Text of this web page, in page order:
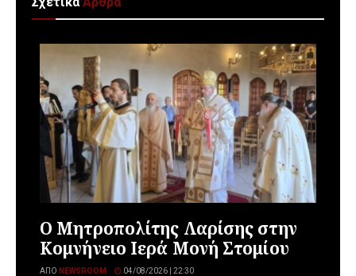
Ο Μητροπολίτης Λαρίσης στην
Κομνήνειο Ιερά Μονή Στομίου
ΑΠΌ NEWSROOM 04/08/2026 | 22:30